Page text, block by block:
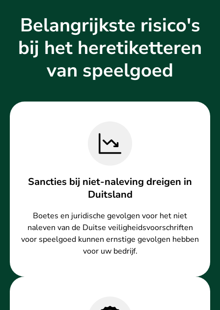
Belangrijkste risico's
bij het heretiketteren
van speelgoed
Sancties bij niet-naleving dreigen in
Duitsland
Boetes en juridische gevolgen voor het niet
naleven van de Duitse veiligheidsvoorschriften
voor speelgoed kunnen ernstige gevolgen hebben
voor uw bedrijf.